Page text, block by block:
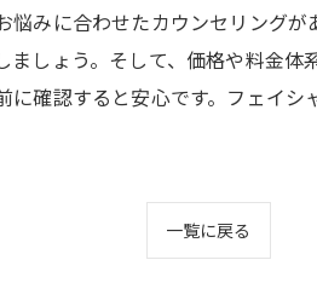
みに合わせたカウンセリング
しょう。そして、価格や料金
確認すると安心です。フェイ
一覧に戻る